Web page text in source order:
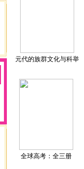
元代的族群文化与科举
全球高考：全三册